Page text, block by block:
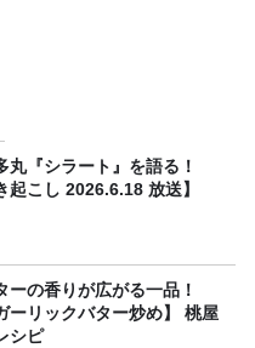
丸『シラート』を語る！
起こし 2026.6.18 放送】
ーの香りが広がる一品！
ーリックバター炒め】 桃屋
シピ